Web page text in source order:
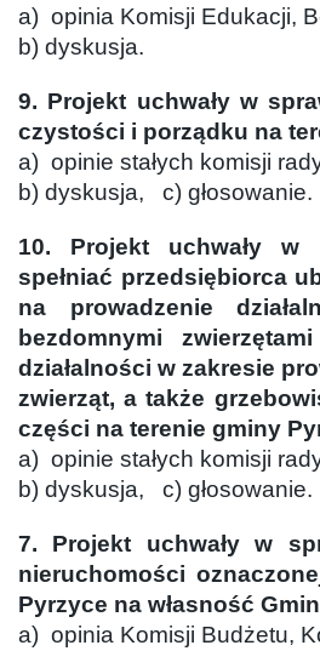
a) opinia Komisji Edukacji,
b) dyskusja.
9. Projekt uchwały w
czystości i porządku na
a) opinie stałych komisji
b) dyskusja, c) głosowanie.
10. Projekt uchwały w
spełniać przedsiębiorca
na prowadzenie
bezdomnymi
działalności w zakresie
zwierząt, a także
części na terenie gminy
a) opinie stałych komisji
b) dyskusja, c) głosowanie.
7. Projekt uchwały w
nieruchomości
Pyrzyce na własność
a) opinia Komisji Budżetu,